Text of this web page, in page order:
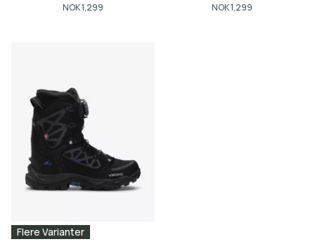
NOK 1,299 NOK 1,299
Flere Varianter